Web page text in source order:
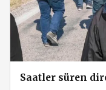
Saatler süren